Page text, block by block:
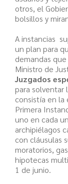
otros, el
bolsillos y
A instancias
un plan para
demandas
Ministro de
Juzgados
para solventar
consistía en la
Primera
uno en cada
archipiélagos
con cláusulas
moratorios,
hipotecas
1 de junio.